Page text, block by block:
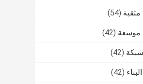
(54)
موسعة (42)
(42)
(42)